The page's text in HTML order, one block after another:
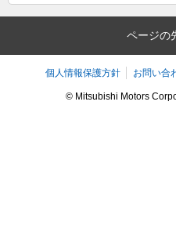
ページの
個人情報保護方針 お問い合
© Mitsubishi Motors